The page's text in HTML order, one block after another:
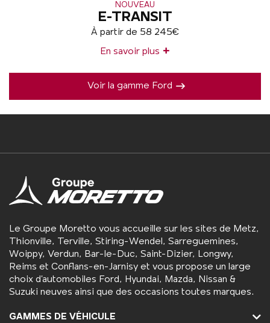
NOUVEAU
E-TRANSIT
À partir de 58 245€
En savoir plus +
Voir la gamme Ford
Le Groupe Moretto vous accueille sur les sites de Metz,
Thionville, Terville, Stiring-Wendel, Sarreguemines,
Woippy, Verdun, Bar-le-Duc, Saint-Dizier, Longwy,
Reims et Conflans-en-Jarnisy et vous propose un large
choix d’automobiles Ford, Hyundai, Mazda, Nissan &
Suzuki neuves ainsi que des occasions toutes marques.
GAMMES DE VÉHICULE